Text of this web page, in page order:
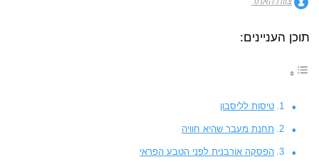
תוכן העניינים:
טיסות לליסבון
תחנת מעבר שהיא חוויה
הפסקה אורבנית לפני הטבע הפראי